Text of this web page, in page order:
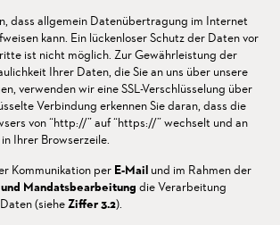
dass allgemein Datenübertragung im Internet
kann. Ein lückenloser Schutz der Daten vor
ist nicht möglich. Zur Gewährleistung der
Ihrer Daten, die Sie an uns über unsere
verwenden wir eine SSL-Verschlüsselung über
Verbindung erkennen Sie daran, dass die
von “http://” auf “https://” wechselt und an
Ihrer Browserzeile.
Kommunikation per E-Mail und im Rahmen der
Mandatsbearbeitung die Verarbeitung
(sieheZiffer 3.2).